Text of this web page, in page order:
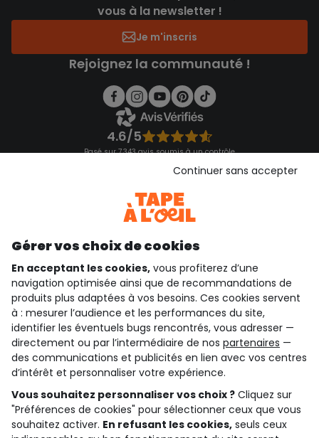
vous à la newsletter !
Je m'inscris
Rejoignez la communauté !
4.6/5
Basé sur 7 343 avis soumis à un contrôle
Consulter les CGU
qui sommes-nous ?
besoin d'aide ?
le club fidélité
notre catalogue
Gérer vos choix de cookies
En acceptant les cookies, vous profiterez d’une
navigation optimisée ainsi que de recommandations de
produits plus adaptées à vos besoins. Ces cookies servent
à : mesurer l’audience et les performances du site,
identifier les éventuels bugs rencontrés, vous adresser —
directement ou par l’intermédiaire de nos partenaires —
des communications et publicités en lien avec vos centres
d’intérêt et personnaliser votre expérience.
Vous souhaitez personnaliser vos choix ? Cliquez sur
"Préférences de cookies" pour sélectionner ceux que vous
souhaitez activer. En refusant les cookies, seuls ceux
Continuer sans accepter